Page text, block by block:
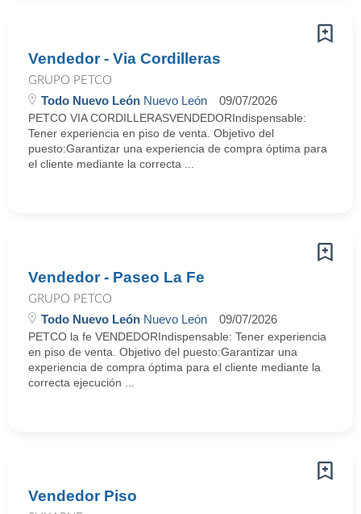
Vendedor - Via Cordilleras
GRUPO PETCO
Todo Nuevo León Nuevo León 09/07/2026
PETCO VIA CORDILLERASVENDEDORIndispensable:
Tener experiencia en piso de venta. Objetivo del
puesto:Garantizar una experiencia de compra óptima para
el cliente mediante la correcta ...
Vendedor - Paseo La Fe
GRUPO PETCO
Todo Nuevo León Nuevo León 09/07/2026
PETCO la fe VENDEDORIndispensable: Tener experiencia
en piso de venta. Objetivo del puesto:Garantizar una
experiencia de compra óptima para el cliente mediante la
correcta ejecución ...
Vendedor Piso